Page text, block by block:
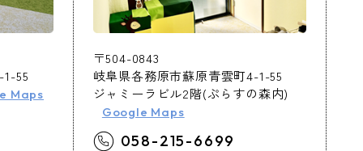
55
Maps
〒504-0843
岐阜県各務原市蘇原青雲町4-1-55
ジャミーラビル2階(ぷらすの森内)
Google Maps
058-215-6699